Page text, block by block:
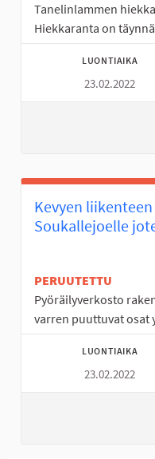
Tanelinlammen
Hiekkaranta on
LUONTIAIKA
23.02.2022
Kevyen
Soukallejoelle
PERUUTETTU
Pyöräilyverkosto
varren puuttuvat osat
LUONTIAIKA
23.02.2022